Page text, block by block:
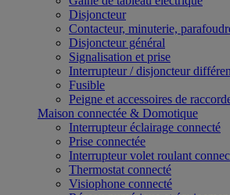
Disjoncteur
Contacteur, minuterie,
Disjoncteur général
Signalisation et prise
Interrupteur / disjoncteur
Fusible
Peigne et accessoires de
Maison connectée & Domotique
Interrupteur éclairage connecté
Prise connectée
Interrupteur volet roulant
Thermostat connecté
Visiophone connecté